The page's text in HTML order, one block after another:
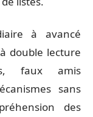
à avancé
double lecture
faux amis
sans
des